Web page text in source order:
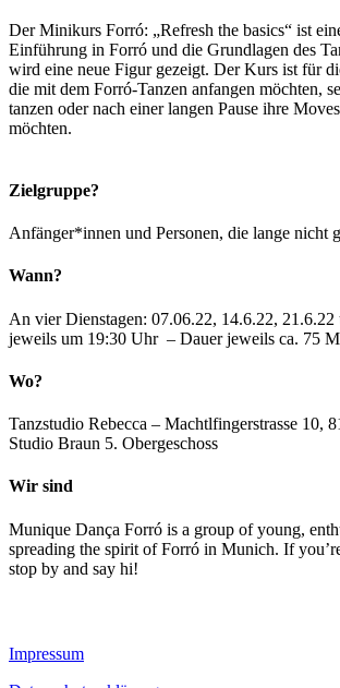
Der Minikurs Forró: „Refresh the basics“ ist
Einführung in Forró und die Grundlagen des
wird eine neue Figur gezeigt. Der Kurs ist für
die mit dem Forró-Tanzen anfangen möchten,
tanzen oder nach einer langen Pause ihre
möchten.
Zielgruppe?
Anfänger*innen und Personen, die lange nicht
Wann?
An vier Dienstagen: 07.06.22, 14.6.22, 21.6.22
jeweils um 19:30 Uhr – Dauer jeweils ca. 75
Wo?
Tanzstudio Rebecca – Machtlfingerstrasse 10,
Studio Braun 5. Obergeschoss
Wir sind
Munique Dança Forró is a group of young,
spreading the spirit of Forró in Munich. If
stop by and say hi!
Impressum